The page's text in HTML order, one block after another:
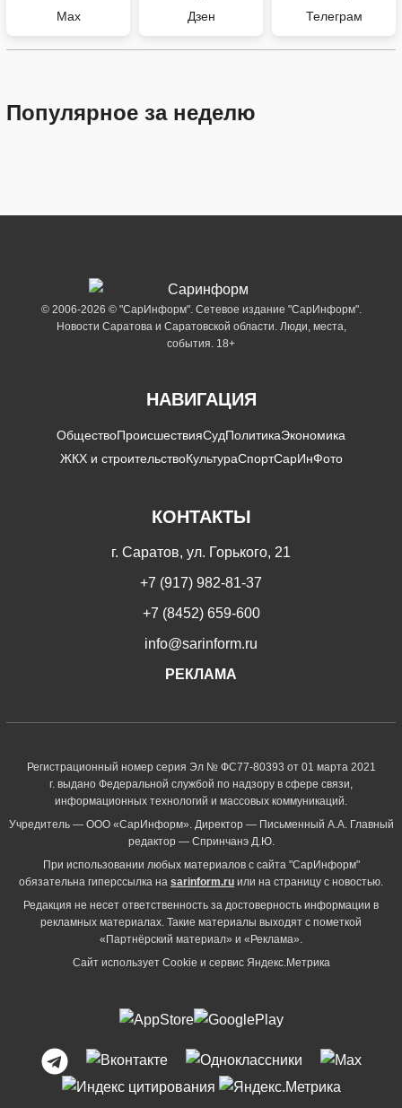
Max Дзен Телеграм
Популярное за неделю
© 2006-2026 © "СарИнформ". Сетевое издание "СарИнформ".
Новости Саратова и Саратовской области. Люди, места,
события. 18+
НАВИГАЦИЯ
ОбществоПроисшествияСудПолитикаЭкономика
ЖКХ и строительствоКультураСпортСарИнФото
КОНТАКТЫ
г. Саратов, ул. Горького, 21
+7 (917) 982-81-37
+7 (8452) 659-600
info@sarinform.ru
РЕКЛАМА
Регистрационный номер серия Эл № ФС77-80393 от 01 марта 2021
г. выдано Федеральной службой по надзору в сфере связи,
информационных технологий и массовых коммуникаций.
Учредитель — ООО «СарИнформ». Директор — Письменный А.А. Главный
редактор — Спринчанэ Д.Ю.
При использовании любых материалов с сайта "СарИнформ"
обязательна гиперссылка на sarinform.ru или на страницу с новостью.
Редакция не несет ответственность за достоверность информации в
рекламных материалах. Такие материалы выходят с пометкой
«Партнёрский материал» и «Реклама».
Сайт использует Cookie и сервиc Яндекс.Метрика